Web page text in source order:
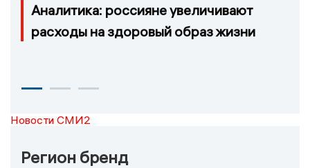
Аналитика: россияне увеличивают
расходы на здоровый образ жизни
Новости СМИ2
Регион бренд